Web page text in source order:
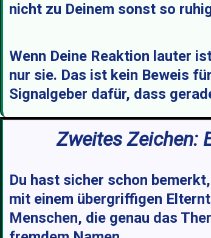
nicht zu Deinem sonst so
Wenn Deine Reaktion lauter
nur sie. Das ist kein Beweis
Signalgeber dafür, dass
Zweites Zeichen:
Du hast sicher schon
mit einem übergriffigen
Menschen, die genau das